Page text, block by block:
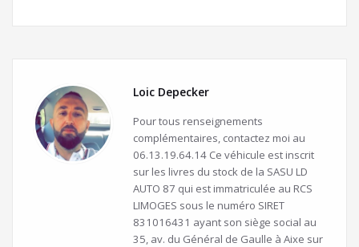
Loic Depecker
Pour tous renseignements
complémentaires, contactez moi au
06.13.19.64.14 Ce véhicule est inscrit
sur les livres du stock de la SASU LD
AUTO 87 qui est immatriculée au RCS
LIMOGES sous le numéro SIRET
831016431 ayant son siège social au
35, av. du Général de Gaulle à Aixe sur